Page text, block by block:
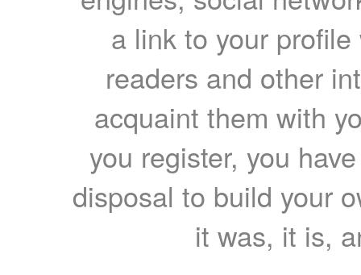
a link to your
readers and other
acquaint them with
you register, you
disposal to build your
it was, it is,